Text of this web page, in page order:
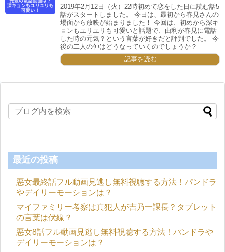
2019年2月12日（火）22時初めて恋をした日に読む話5
話がスタートしました。 今日は、最初から春見さんの
場面から放映が始まりました！ 今回は、初めから深キ
ョンもユリユリも可愛いと話題で、由利が春見に電話
した時の元気？という言葉が好きだと評判でした。 今
後の二人の仲はどうなっていくのでしょうか？
記事を読む
最近の投稿
悪女最終話フル動画見逃し無料視聴する方法！パンドラ
やデイリーモーションは？
マイファミリー考察は真犯人が吉乃一課長？タブレット
の言葉は伏線？
悪女8話フル動画見逃し無料視聴する方法！パンドラや
デイリーモーションは？